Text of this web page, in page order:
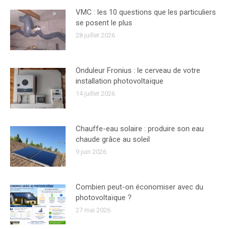
VMC : les 10 questions que les particuliers
se posent le plus
28 juillet 2026
Onduleur Fronius : le cerveau de votre
installation photovoltaïque
14 juillet 2026
Chauffe-eau solaire : produire son eau
chaude grâce au soleil
9 juin 2026
Combien peut-on économiser avec du
photovoltaïque ?
27 mai 2026